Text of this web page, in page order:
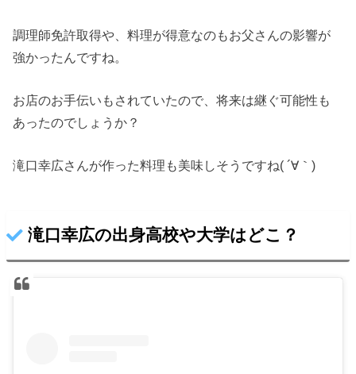
調理師免許取得や、料理が得意なのもお父さんの影響が
強かったんですね。
お店のお手伝いもされていたので、将来は継ぐ可能性も
あったのでしょうか？
滝口幸広さんが作った料理も美味しそうですね( ´∀｀)
滝口幸広の出身高校や大学はどこ？